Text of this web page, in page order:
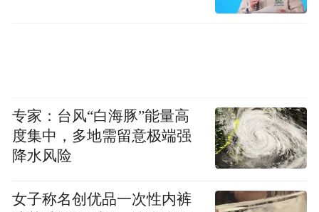
专家：台风“白海豚”能量高
度集中，多地需留意极端强
降水风险
女子称名创优品一次性内裤